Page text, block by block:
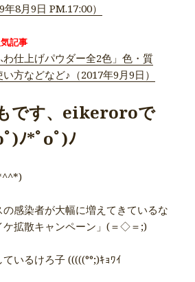
8月9日 PM.17:00）
記事
仕上げパウダー全2色」色・質
方などなど♪（2017年9月9日）
です、eikeroroで
)ﾉ*ﾟoﾟ)ﾉ
感染者が大幅に増えてきているな
ケ拡散キャンペーン」(＝◇＝;)
いるけろ子 (((((°°;)ｷｮﾜｲ